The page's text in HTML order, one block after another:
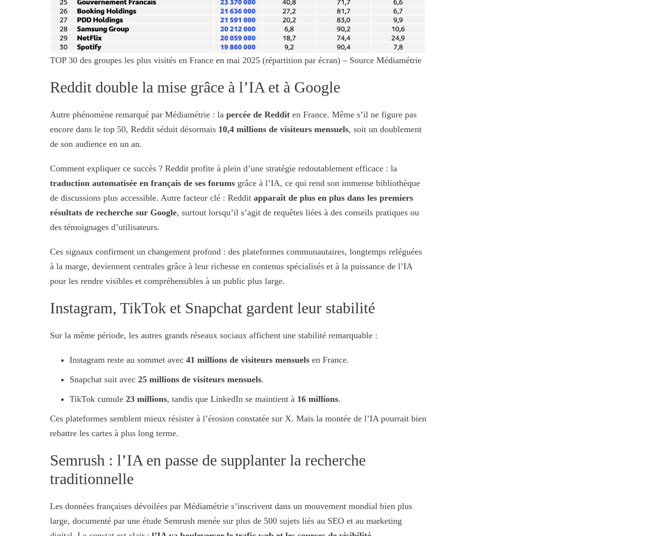
TOP 30 des groupes les plus visités en France en mai 2025 (répartition par écran) – Source Médiamétrie
Reddit double la mise grâce à l’IA et à Google
Autre phénomène remarqué par Médiamétrie : la percée de Reddit en France. Même s’il ne figure pas
encore dans le top 50, Reddit séduit désormais 10,4 millions de visiteurs mensuels, soit un doublement
de son audience en un an.
Comment expliquer ce succès ? Reddit profite à plein d’une stratégie redoutablement efficace : la
traduction automatisée en français de ses forums grâce à l’IA, ce qui rend son immense bibliothèque
de discussions plus accessible. Autre facteur clé : Reddit apparaît de plus en plus dans les premiers
résultats de recherche sur Google, surtout lorsqu’il s’agit de requêtes liées à des conseils pratiques ou
des témoignages d’utilisateurs.
Ces signaux confirment un changement profond : des plateformes communautaires, longtemps reléguées
à la marge, deviennent centrales grâce à leur richesse en contenus spécialisés et à la puissance de l’IA
pour les rendre visibles et compréhensibles à un public plus large.
Instagram, TikTok et Snapchat gardent leur stabilité
Sur la même période, les autres grands réseaux sociaux affichent une stabilité remarquable :
Instagram reste au sommet avec 41 millions de visiteurs mensuels en France.
Snapchat suit avec 25 millions de visiteurs mensuels.
TikTok cumule 23 millions, tandis que LinkedIn se maintient à 16 millions.
Ces plateformes semblent mieux résister à l’érosion constatée sur X. Mais la montée de l’IA pourrait bien
rebattre les cartes à plus long terme.
Semrush : l’IA en passe de supplanter la recherche
traditionnelle
Les données françaises dévoilées par Médiamétrie s’inscrivent dans un mouvement mondial bien plus
large, documenté par une étude Semrush menée sur plus de 500 sujets liés au SEO et au marketing